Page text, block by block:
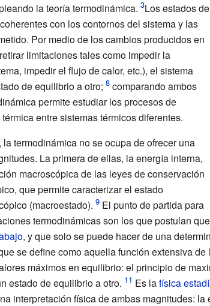
la teoría termodinámica. Los estados de
con los contornos del sistema y las
Por medio de los cambios producidos en
limitaciones tales como impedir la
impedir el flujo de calor, etc.), el sistema
de equilibrio a otro; comparando ambos
permite estudiar los procesos de
entre sistemas térmicos diferentes.
termodinámica no se ocupa de ofrecer una
La primera de ellas, la energía interna,
macroscópica de las leyes de conservación
que permite caracterizar el estado
(macroestado). El punto de partida para
termodinámicas son los que postulan
, y que solo se puede hacer de una
se define como aquella función extensiva
máximos en equilibrio: el principio de
estado de equilibrio a otro.
Es lafísica
interpretación física de ambas magnitudes: